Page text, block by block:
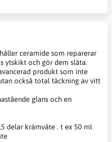
ceramide som reparerar
ytskikt och gör dem släta.
produkt som inte
också total täckning av vitt
glans och en
delar krämväte . t ex 50 ml